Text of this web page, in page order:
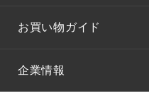
お買い物ガイド
企業情報